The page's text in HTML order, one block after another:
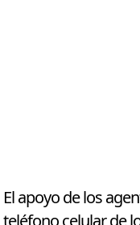
El apoyo de los